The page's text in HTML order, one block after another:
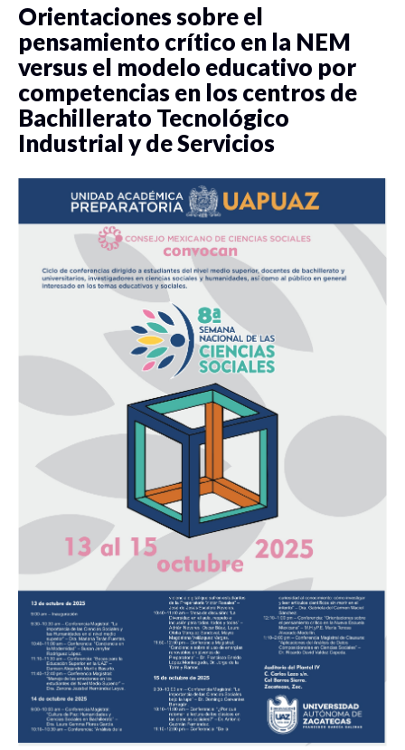
Orientaciones sobre el
pensamiento crítico en la NEM
versus el modelo educativo por
competencias en los centros de
Bachillerato Tecnológico
Industrial y de Servicios